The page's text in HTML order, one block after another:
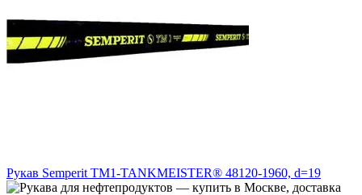
Рукав Semperit TM1-TANKMEISTER® 48120-1960, d=19